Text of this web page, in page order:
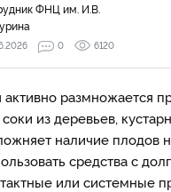
ФНЦ им. И.В.
0 6120
размножается
из деревьев,
наличие плодов
средства с
или системные